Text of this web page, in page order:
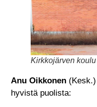
Kirkkojärven
Anu Oikkonen
hyvistä puolista: